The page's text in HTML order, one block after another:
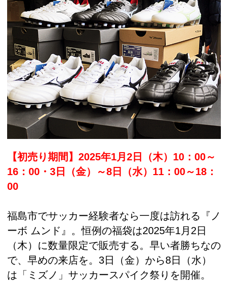
【初売り期間】2025年1月2日（木）10：00～
16：00・3日（金）～8日（水）11：00～18：
00
福島市でサッカー経験者なら一度は訪れる『ノ
ーボ ムンド』。恒例の福袋は2025年1月2日
（木）に数量限定で販売する。早い者勝ちなの
で、早めの来店を。3日（金）から8日（水）
は「ミズノ」サッカースパイク祭りを開催。